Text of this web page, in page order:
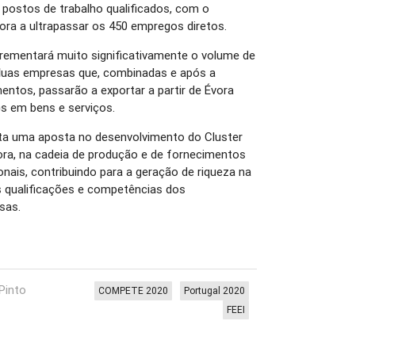
de trabalho qualificados, com o
a ultrapassar os 450 empregos diretos.
muito significativamente o volume de
empresas que, combinadas e após a
passarão a exportar a partir de Évora
em bens e serviços.
uma aposta no desenvolvimento do Cluster
na cadeia de produção e de fornecimentos
contribuindo para a geração de riqueza na
qualificações e competências dos
Portugal 2020
COMPETE 2020
FEEI